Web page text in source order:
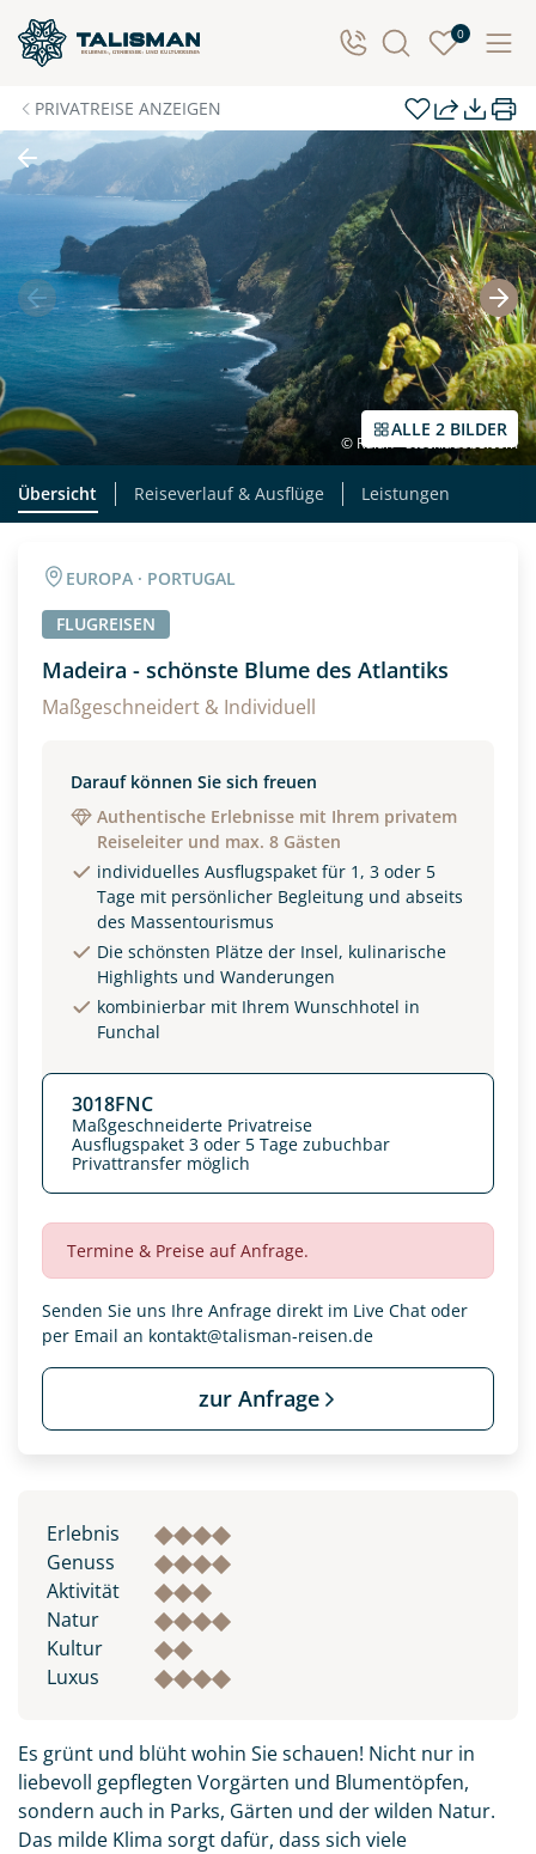
0
PRIVATREISE ANZEIGEN
ALLE 2 BILDER
© Rulan - stock.adobe.com
Übersicht Reiseverlauf & Ausflüge Leistungen
EUROPA · PORTUGAL
FLUGREISEN
Madeira - schönste Blume des Atlantiks
Maßgeschneidert & Individuell
Darauf können Sie sich freuen
Authentische Erlebnisse mit Ihrem privatem
Reiseleiter und max. 8 Gästen
individuelles Ausflugspaket für 1, 3 oder 5
Tage mit persönlicher Begleitung und abseits
des Massentourismus
Die schönsten Plätze der Insel, kulinarische
Highlights und Wanderungen
kombinierbar mit Ihrem Wunschhotel in
Funchal
3018FNC
Maßgeschneiderte Privatreise
Ausflugspaket 3 oder 5 Tage zubuchbar
Privattransfer möglich
Termine & Preise auf Anfrage.
Senden Sie uns Ihre Anfrage direkt im Live Chat oder
per Email an kontakt@talisman-reisen.de
zur Anfrage
Erlebnis
Genuss
Aktivität
Natur
Kultur
Luxus
Es grünt und blüht wohin Sie schauen! Nicht nur in
liebevoll gepflegten Vorgärten und Blumentöpfen,
sondern auch in Parks, Gärten und der wilden Natur.
Das milde Klima sorgt dafür, dass sich viele
Individuelle Anfrage
Herzlichen Dank für Ihre Kontaktaufnahme! Ihr Urlaub
- so individuell wie Sie. Teilen Sie uns Ihre
Wunschtermine für die Reise mit. Wir prüfen die
Verfügbarkeit und kontaktieren Sie, um alles Weitere
zu besprechen. Gemeinsam gestalten wir Ihre
Traumreise.
Persönliche Daten
Vorname Nachname
E-Mail* Telefon
Alter
Unterkunft
EZ Familienzimmer
Reisebeginn
Option 1 Option 2
Kenntnis genommen und akzeptiert haben.